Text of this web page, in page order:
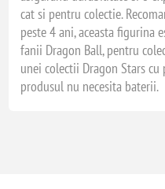
cat si pentru colectie.
peste 4 ani, aceasta figurina
fanii Dragon Ball, pentru
unei colectii Dragon Stars cu
produsul nu necesita baterii.